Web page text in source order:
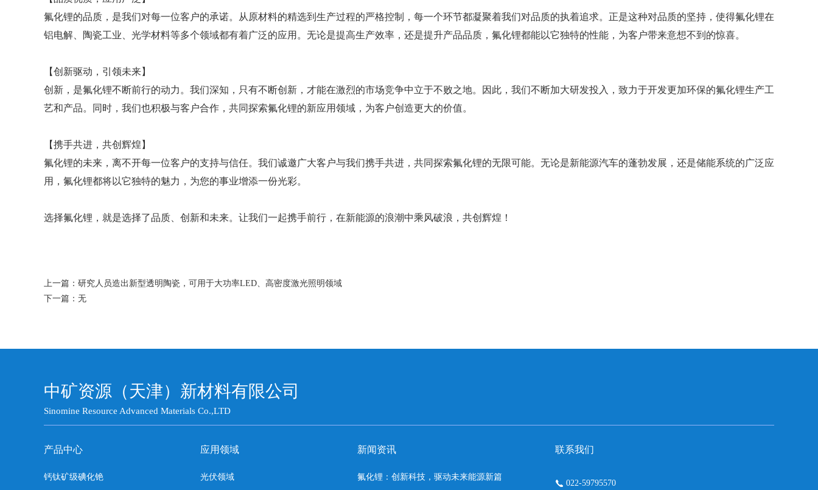
氟化锂的品质，是我们对每一位客户的承诺。从原材料的精选到生产过程的严格控制，每一个环节都凝聚着我们对品质的执着追求。正是这种对品质的坚持，使得氟化锂在
铝电解、陶瓷工业、光学材料等多个领域都有着广泛的应用。无论是提高生产效率，还是提升产品品质，氟化锂都能以它独特的性能，为客户带来意想不到的惊喜。
【创新驱动，引领未来】
创新，是氟化锂不断前行的动力。我们深知，只有不断创新，才能在激烈的市场竞争中立于不败之地。因此，我们不断加大研发投入，致力于开发更加环保的氟化锂生产工
艺和产品。同时，我们也积极与客户合作，共同探索氟化锂的新应用领域，为客户创造更大的价值。
【携手共进，共创辉煌】
氟化锂的未来，离不开每一位客户的支持与信任。我们诚邀广大客户与我们携手共进，共同探索氟化锂的无限可能。无论是新能源汽车的蓬勃发展，还是储能系统的广泛应
用，氟化锂都将以它独特的魅力，为您的事业增添一份光彩。
选择氟化锂，就是选择了品质、创新和未来。让我们一起携手前行，在新能源的浪潮中乘风破浪，共创辉煌！
上一篇： 研究人员造出新型透明陶瓷，可用于大功率LED、高密度激光照明领域
下一篇：无
中矿资源（天津）新材料有限公司
Sinomine Resource Advanced Materials Co.,LTD
产品中心
钙钛矿级碘化铯
应用领域
光伏领域
新闻资讯
氟化锂：创新科技，驱动未来能源新篇
联系我们
022-59795570